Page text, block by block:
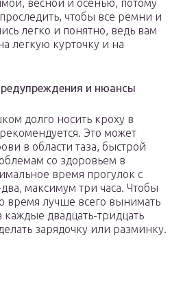
весной и осенью, потому
чтобы все ремни и
легко и понятно, ведь вам
легкую курточку и на
и нюансы
долго носить кроху в
Это может
в области таза, быстрой
со здоровьем в
время прогулок с
максимум три часа. Чтобы
время лучше всего вынимать
двадцать-тридцать
зарядочку или разминку.